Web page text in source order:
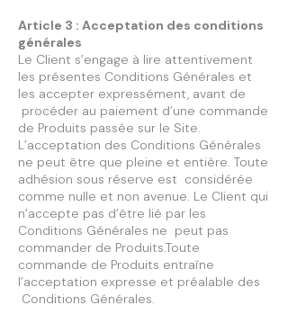
Article 3 : Acceptation des conditions
générales
Le Client s’engage à lire attentivement
les présentes Conditions Générales et
les accepter expressément, avant de
procéder au paiement d’une commande
de Produits passée sur le Site.
L’acceptation des Conditions Générales
ne peut être que pleine et entière. Toute
adhésion sous réserve est considérée
comme nulle et non avenue. Le Client qui
n’accepte pas d’être lié par les
Conditions Générales ne peut pas
commander de Produits.Toute
commande de Produits entraîne
l’acceptation expresse et préalable des
Conditions Générales.